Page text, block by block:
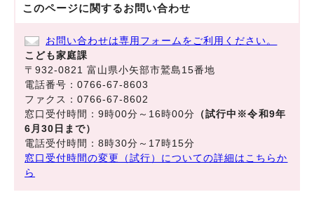
このページに関するお問い合わせ
お問い合わせは専用フォームをご利用ください。
こども家庭課
〒932-0821 富山県小矢部市鷲島15番地
電話番号：0766-67-8603
ファクス：0766-67-8602
窓口受付時間：9時00分～16時00分 （試行中※令和9年
6月30日まで）
電話受付時間：8時30分～17時15分
窓口受付時間の変更（試行）についての詳細はこちらか
ら